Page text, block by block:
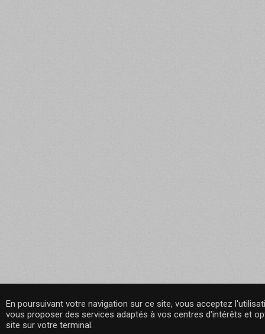
En poursuivant votre navigation sur ce site, vous acceptez
vous proposer des services adaptés à vos centres d'intérêts et
site sur votre terminal.